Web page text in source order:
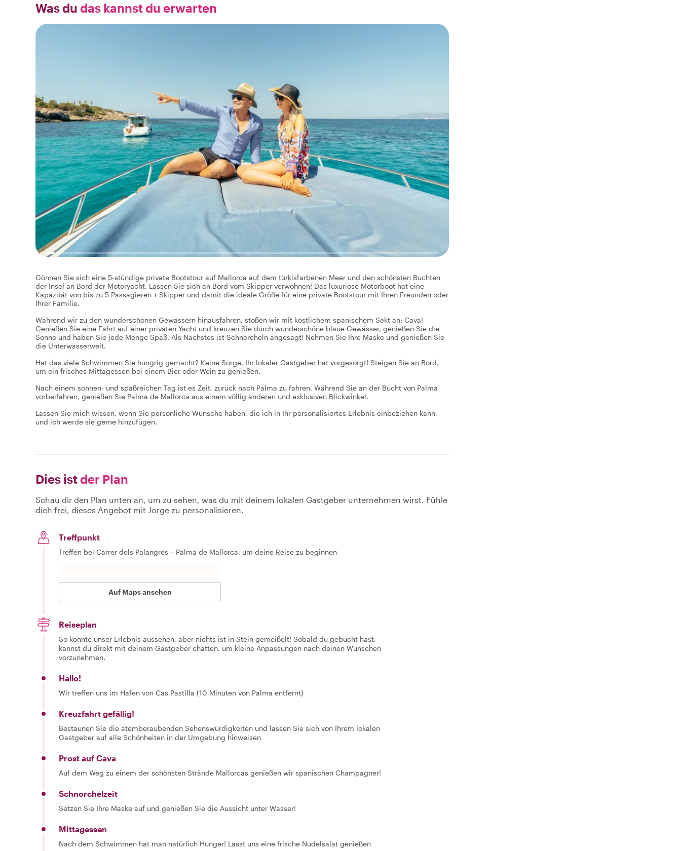
Was du das kannst du erwarten
Gönnen Sie sich eine 5-stündige private Bootstour auf Mallorca auf dem türkisfarbenen Meer und den schönsten Buchten
der Insel an Bord der Motoryacht. Lassen Sie sich an Bord vom Skipper verwöhnen! Das luxuriöse Motorboot hat eine
Kapazität von bis zu 5 Passagieren + Skipper und damit die ideale Größe für eine private Bootstour mit Ihren Freunden oder
Ihrer Familie.
Während wir zu den wunderschönen Gewässern hinausfahren, stoßen wir mit köstlichem spanischem Sekt an: Cava!
Genießen Sie eine Fahrt auf einer privaten Yacht und kreuzen Sie durch wunderschöne blaue Gewässer, genießen Sie die
Sonne und haben Sie jede Menge Spaß. Als Nächstes ist Schnorcheln angesagt! Nehmen Sie Ihre Maske und genießen Sie
die Unterwasserwelt.
Hat das viele Schwimmen Sie hungrig gemacht? Keine Sorge, Ihr lokaler Gastgeber hat vorgesorgt! Steigen Sie an Bord,
um ein frisches Mittagessen bei einem Bier oder Wein zu genießen.
Nach einem sonnen- und spaßreichen Tag ist es Zeit, zurück nach Palma zu fahren. Während Sie an der Bucht von Palma
vorbeifahren, genießen Sie Palma de Mallorca aus einem völlig anderen und exklusiven Blickwinkel.
Lassen Sie mich wissen, wenn Sie persönliche Wünsche haben, die ich in Ihr personalisiertes Erlebnis einbeziehen kann,
und ich werde sie gerne hinzufügen.
Dies istder Plan
Schau dir den Plan unten an, um zu sehen, was du mit deinem lokalen Gastgeber unternehmen wirst. Fühle
dich frei, dieses Angebot mit Jorge zu personalisieren.
Treffpunkt
Treffen bei Carrer dels Palangres – Palma de Mallorca, um deine Reise zu beginnen
Auf Maps ansehen
Reiseplan
So könnte unser Erlebnis aussehen, aber nichts ist in Stein gemeißelt! Sobald du gebucht hast,
kannst du direkt mit deinem Gastgeber chatten, um kleine Anpassungen nach deinen Wünschen
vorzunehmen.
Hallo!
Wir treffen uns im Hafen von Cas Pastilla (10 Minuten von Palma entfernt)
Kreuzfahrt gefällig!
Bestaunen Sie die atemberaubenden Sehenswürdigkeiten und lassen Sie sich von Ihrem lokalen
Gastgeber auf alle Schönheiten in der Umgebung hinweisen
Prost auf Cava
Auf dem Weg zu einem der schönsten Strände Mallorcas genießen wir spanischen Champagner!
Schnorchelzeit
Setzen Sie Ihre Maske auf und genießen Sie die Aussicht unter Wasser!
Mittagessen
Nach dem Schwimmen hat man natürlich Hunger! Lasst uns eine frische Nudelsalat genießen